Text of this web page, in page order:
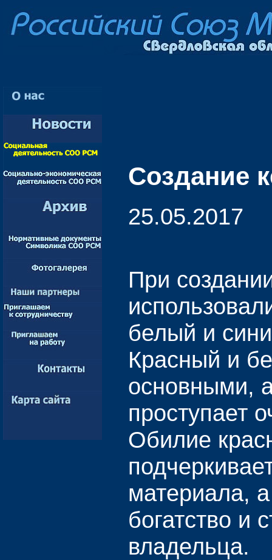
Создание
25.05.2017
При
белый и
Красный и
основными,
проступает
Обилие
материала,
богатство и
владельца.